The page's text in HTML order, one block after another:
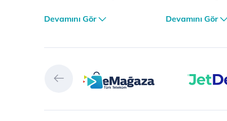
Türk Telekom Finansal
Türk Telekom Afet Tedbirleri
Prime
Tivibu
Devamını Gör
Avantajlı
Fiber İnternet
İnternet
Ev Telefonu
Muud
Devamını Gör